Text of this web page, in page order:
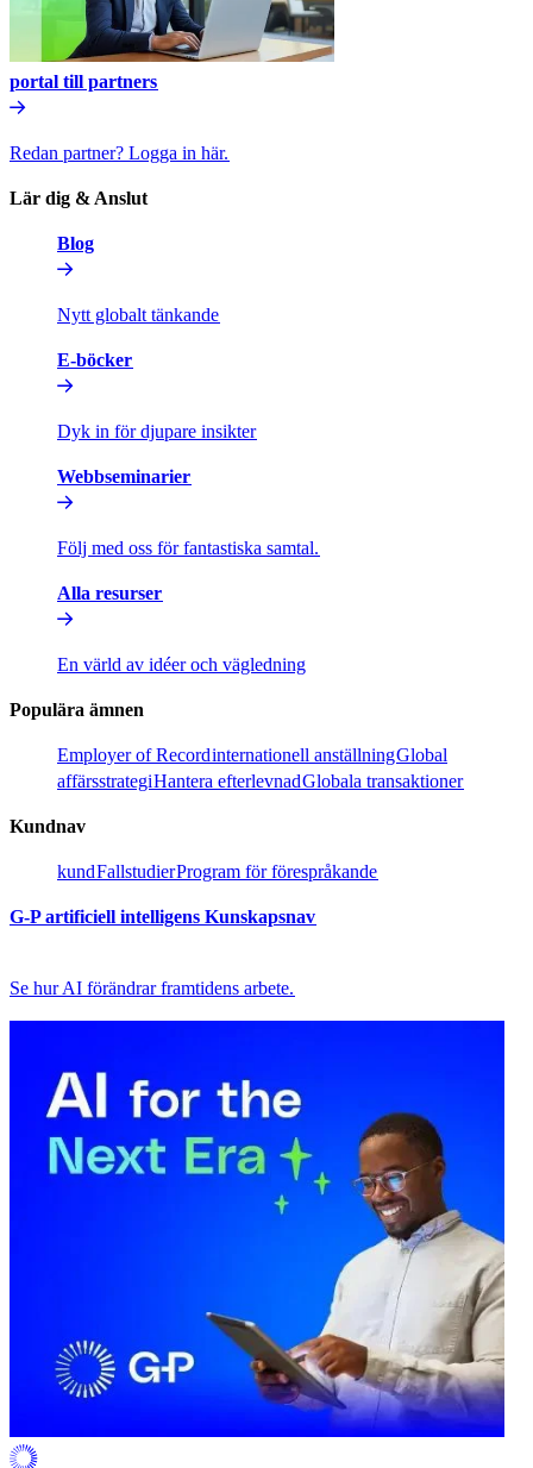
portal till partners​​
Redan partner? Logga in här.​​
Lär dig & Anslut​​
Blog​​
Nytt globalt tänkande​​
E-böcker​​
Dyk in för djupare insikter​​
Webbseminarier​​
Följ med oss för fantastiska samtal.​​
Alla resurser​​
En värld av idéer och vägledning​​
Populära ämnen​​
Employer of Record​​internationell anställning​​Global
affärsstrategi​​Hantera efterlevnad​​Globala transaktioner​​
Kundnav​​
kund​​Fallstudier​​Program för förespråkande​​
G-P artificiell intelligens Kunskapsnav​​
Se hur AI förändrar framtidens arbete.​​